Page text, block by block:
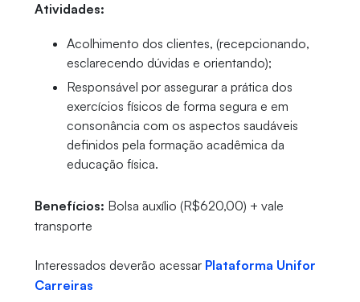
Atividades:
Acolhimento dos clientes, (recepcionando,
esclarecendo dúvidas e orientando);
Responsável por assegurar a prática dos
exercícios físicos de forma segura e em
consonância com os aspectos saudáveis
definidos pela formação acadêmica da
educação física.
Benefícios: Bolsa auxílio (R$620,00) + vale
transporte
Interessados deverão acessar Plataforma Unifor
Carreiras